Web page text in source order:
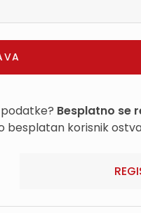
Besplatno se
besplatan korisnik